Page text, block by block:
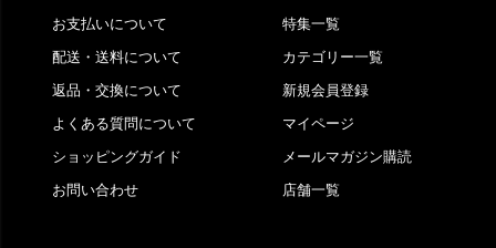
お支払いについて
配送・送料について
返品・交換について
よくある質問について
ショッピングガイド
お問い合わせ
特集一覧
カテゴリー一覧
新規会員登録
マイページ
メールマガジン購読
店舗一覧